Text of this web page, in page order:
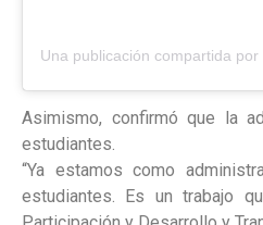
Asimismo, confirmó que la
estudiantes.
“Ya estamos como
estudiantes. Es un trabajo